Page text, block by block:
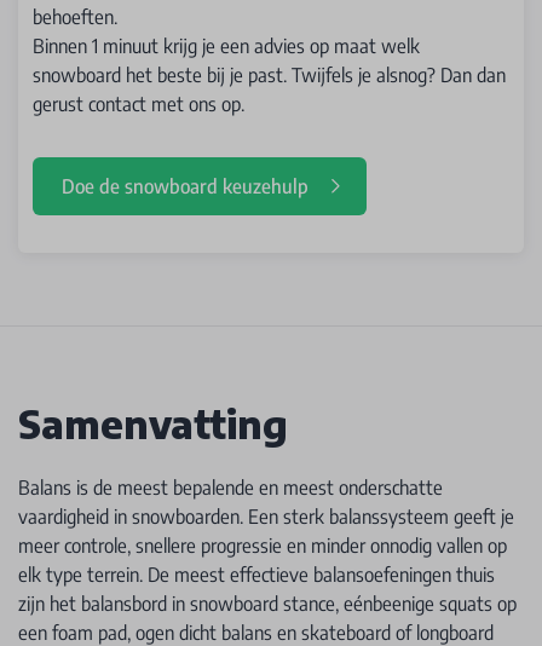
behoeften.
Binnen 1 minuut krijg je een advies op maat welk
snowboard het beste bij je past. Twijfels je alsnog? Dan dan
gerust contact met ons op.
Doe de snowboard keuzehulp
Samenvatting
Balans is de meest bepalende en meest onderschatte
vaardigheid in snowboarden. Een sterk balanssysteem geeft je
meer controle, snellere progressie en minder onnodig vallen op
elk type terrein. De meest effectieve balansoefeningen thuis
zijn het balansbord in snowboard stance, eénbeenige squats op
een foam pad, ogen dicht balans en skateboard of longboard